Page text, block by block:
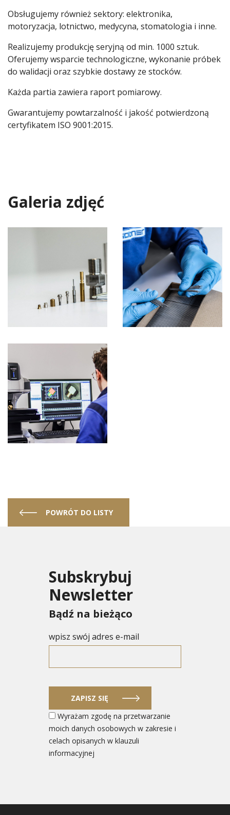
Obsługujemy również sektory: elektronika,
motoryzacja, lotnictwo, medycyna, stomatologia i inne.
Realizujemy produkcję seryjną od min. 1000 sztuk.
Oferujemy wsparcie technologiczne, wykonanie próbek
do walidacji oraz szybkie dostawy ze stocków.
Każda partia zawiera raport pomiarowy.
Gwarantujemy powtarzalność i jakość potwierdzoną
certyfikatem ISO 9001:2015.
Galeria zdjęć
POWRÓT DO LISTY
Subskrybuj
Newsletter
Bądź na bieżąco
wpisz swój adres e-mail
ZAPISZ SIĘ
Wyrażam zgodę na przetwarzanie
moich danych osobowych w zakresie i
celach opisanych w klauzuli
informacyjnej